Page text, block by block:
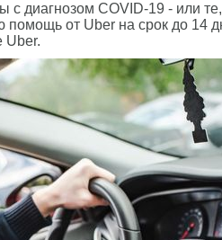
диагнозом COVID-19 - или те,
от Uber на срок до 14
Uber.